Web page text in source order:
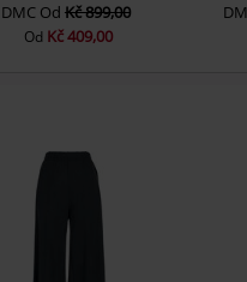
DMC Od Kč 899,00
Od Kč 409,00